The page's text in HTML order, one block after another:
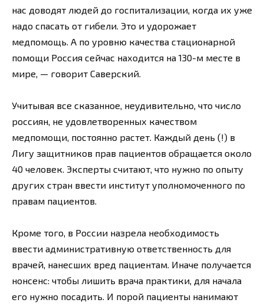
нас доводят людей до госпитализации, когда их уже
надо спасать от гибели. Это и удорожает
медпомощь. А по уровню качества стационарной
помощи Россия сейчас находится на 130-м месте в
мире, — говорит Саверский.
Учитывая все сказанное, неудивительно, что число
россиян, не удовлетворенных качеством
медпомощи, постоянно растет. Каждый день (!) в
Лигу защитников прав пациентов обращается около
40 человек. Эксперты считают, что нужно по опыту
других стран ввести институт уполномоченного по
правам пациентов.
Кроме того, в России назрела необходимость
ввести административную ответственность для
врачей, нанесших вред пациентам. Иначе получается
нонсенс: чтобы лишить врача практики, для начала
его нужно посадить. И порой пациенты нанимают